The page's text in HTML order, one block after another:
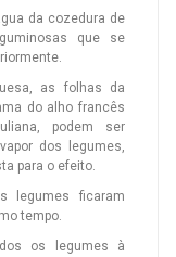
da cozedura de
que se
as folhas da
do alho francês
podem ser
dos legumes,
para o efeito.
legumes ficaram
tempo.
os legumes à